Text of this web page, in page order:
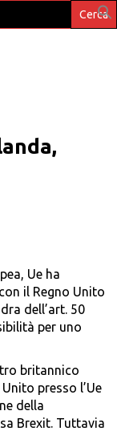
Ue ha
il Regno Unito
dell’art. 50
per uno
britannico
presso l’Ue
della
Brexit. Tuttavia